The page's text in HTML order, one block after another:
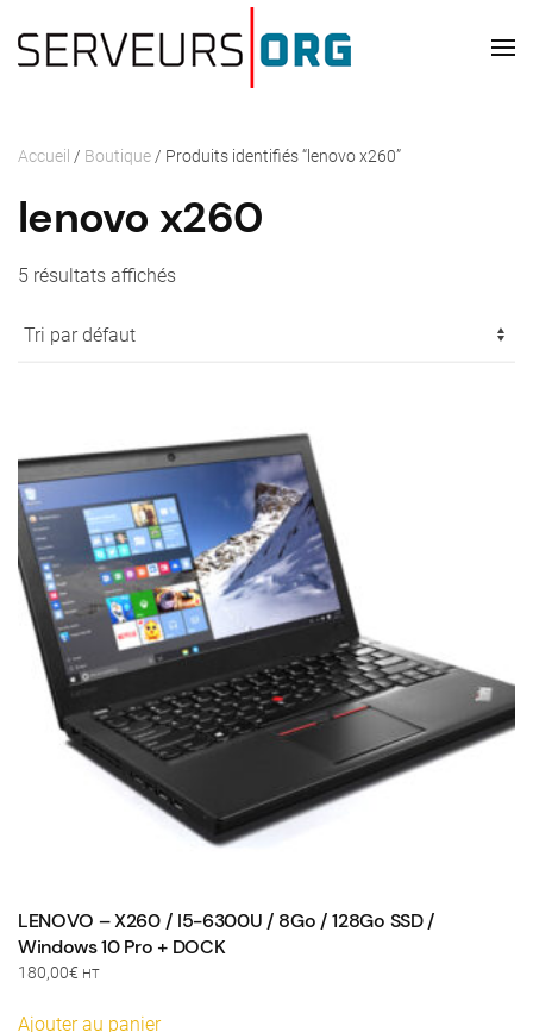
Passer au contenu principal
Accueil / Boutique / Produits identifiés “lenovo x260”
lenovo x260
5 résultats affichés
LENOVO – X260 / I5-6300U / 8Go / 128Go SSD /
Windows 10 Pro + DOCK
180,00€ HT
Ajouter au panier